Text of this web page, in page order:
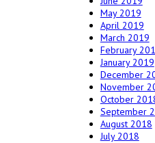
May 2019
April 2019
March 2019
February
January 2019
December
November
October
September
August 2018
July 2018